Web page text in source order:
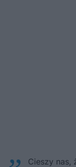
Cieszy nas,